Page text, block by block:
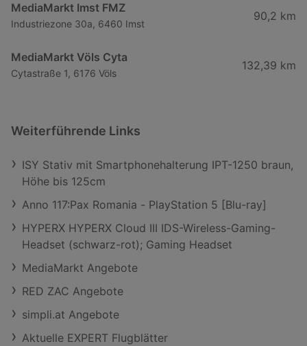
MediaMarkt Imst FMZ
Industriezone 30a, 6460 Imst
90,2 km
MediaMarkt Völs Cyta
Cytastraße 1, 6176 Völs
132,39 km
Weiterführende Links
ISY Stativ mit Smartphonehalterung IPT-1250 braun,
Höhe bis 125cm
Anno 117:Pax Romania - PlayStation 5 [Blu-ray]
HYPERX HYPERX Cloud III IDS-Wireless-Gaming-
Headset (schwarz-rot); Gaming Headset
MediaMarkt Angebote
RED ZAC Angebote
simpli.at Angebote
Aktuelle EXPERT Flugblätter